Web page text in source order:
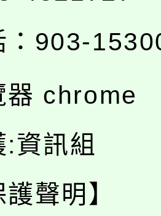
：903-
器 chrome
資訊組
護聲明】